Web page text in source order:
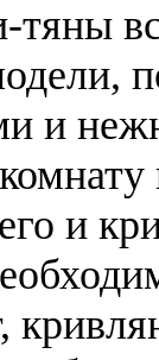
тяны
и
и